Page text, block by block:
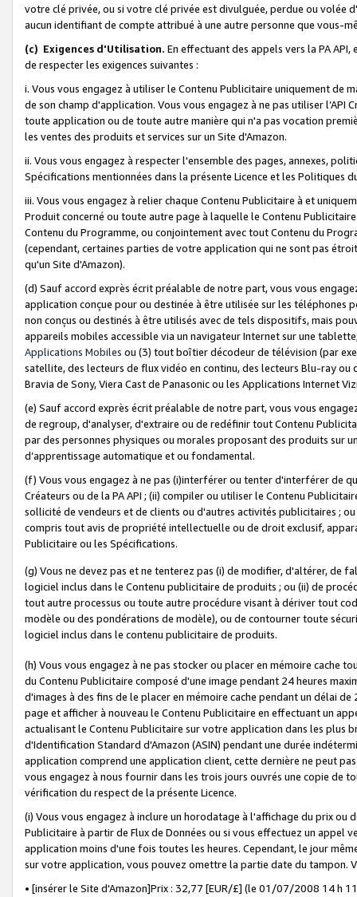
votre clé privée, ou si votre clé privée est divulguée, perdue ou volée
aucun identifiant de compte attribué à une autre personne que vous-
(c) Exigences d'Utilisation. En effectuant des appels vers la PA
de respecter les exigences suivantes :
i. Vous vous engagez à utiliser le Contenu Publicitaire uniquement de
de son champ d'application. Vous vous engagez à ne pas utiliser l’API
toute application ou de toute autre manière qui n'a pas vocation
les ventes des produits et services sur un Site d'Amazon.
ii. Vous vous engagez à respecter l'ensemble des pages, annexes,
Spécifications mentionnées dans la présente Licence et les Politiques
iii. Vous vous engagez à relier chaque Contenu Publicitaire à et
Produit concerné ou toute autre page à laquelle le Contenu
Contenu du Programme, ou conjointement avec tout Contenu du
(cependant, certaines parties de votre application qui ne sont pas
qu'un Site d'Amazon).
(d) Sauf accord exprès écrit préalable de notre part, vous vous
application conçue pour ou destinée à être utilisée sur les téléphones
non conçus ou destinés à être utilisés avec de tels dispositifs, mais
appareils mobiles accessible via un navigateur Internet sur une
Applications Mobiles ou (3) tout boîtier décodeur de télévision (par
satellite, des lecteurs de flux vidéo en continu, des lecteurs Blu-ray
Bravia de Sony, Viera Cast de Panasonic ou les Applications Internet
(e) Sauf accord exprès écrit préalable de notre part, vous vous
de regroup, d'analyser, d'extraire ou de redéfinir tout Contenu
par des personnes physiques ou morales proposant des produits sur
d’apprentissage automatique et ou fondamental.
(f) Vous vous engagez à ne pas (i)interférer ou tenter d'interférer de
Créateurs ou de la PA API ; (ii) compiler ou utiliser le Contenu
sollicité de vendeurs et de clients ou d'autres activités publicitaires ;
compris tout avis de propriété intellectuelle ou de droit exclusif,
Publicitaire ou les Spécifications.
(g) Vous ne devez pas et ne tenterez pas (i) de modifier, d'altérer, de
logiciel inclus dans le Contenu publicitaire de produits ; ou (ii) de
tout autre processus ou toute autre procédure visant à dériver tout
modèle ou des pondérations de modèle), ou de contourner toute
logiciel inclus dans le contenu publicitaire de produits.
(h) Vous vous engagez à ne pas stocker ou placer en mémoire cache
du Contenu Publicitaire composé d'une image pendant 24 heures
d'images à des fins de le placer en mémoire cache pendant un délai
page et afficher à nouveau le Contenu Publicitaire en effectuant un
actualisant le Contenu Publicitaire sur votre application dans les plus
d'Identification Standard d'Amazon (ASIN) pendant une durée
application comprend une application client, cette dernière ne peut
vous engagez à nous fournir dans les trois jours ouvrés une copie de
vérification du respect de la présente Licence.
(i) Vous vous engagez à inclure un horodatage à l'affichage du prix
Publicitaire à partir de Flux de Données ou si vous effectuez un appel
application moins d'une fois toutes les heures. Cependant, le jour
sur votre application, vous pouvez omettre la partie date du tampon.
• [insérer le Site d'Amazon]Prix : 32,77 [EUR/£] (le 01/07/2008 14 h